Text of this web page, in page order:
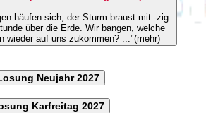
häufen sich, der Sturm braust mit -zig
die Erde. Wir bangen, welche
wieder auf uns zukommen? ..."(mehr)
Neujahr 2027
Karfreitag 2027